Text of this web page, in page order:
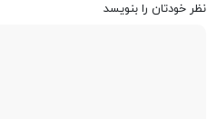
نظر خودتان را بنویسد